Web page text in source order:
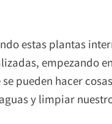
estas plantas
empezando
pueden hacer
y limpiar